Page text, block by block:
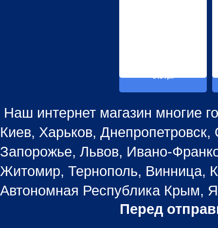
846 грн
Наш интернет магазин многие
Киев, Харьков,
Запорожье, Львов, Ивано-
Житомир, Тернополь, Винница,
Автономная Республика Крым,
Перед